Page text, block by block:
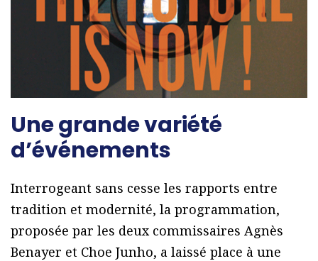
Une grande variété
d’événements
Interrogeant sans cesse les rapports entre
tradition et modernité, la programmation,
proposée par les deux commissaires Agnès
Benayer et Choe Junho, a laissé place à une